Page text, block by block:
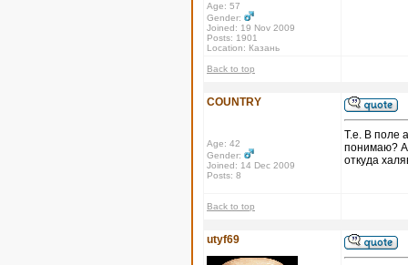
Age: 57
Gender:
Joined: 19 Nov 2009
Posts: 1901
Location: Казань
Back to top
COUNTRY
Age: 42
Gender:
Joined: 14 Dec 2009
Posts: 8
Т.е. В поле
понимаю? А
откуда
Back to top
utyf69